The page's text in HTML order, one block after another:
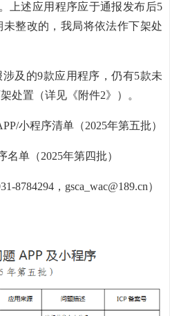
上述应用程序应于通报发布后5
整改的，我局将依法作下架处
涉及的9款应用程序，仍有5款未
处置（详见《附件2》）。
小程序清单（2025年第五批）
名单（2025年第四批）
8784294，gsca_wac@189.cn）